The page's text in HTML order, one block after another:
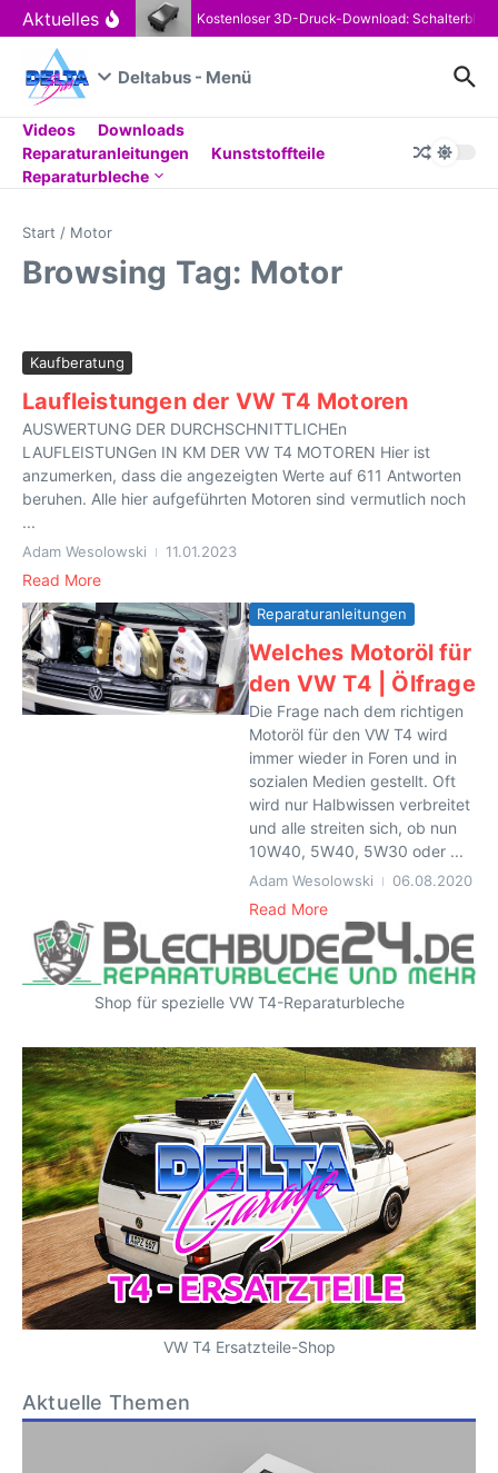
Zum Inhalt springen
Aktuelles Kostenloser 3D-Druck-Download:
Deltabus - Menü
Videos
Downloads
Reparaturanleitungen
Kunststoffteile
Reparaturbleche
Start / Motor
Browsing Tag: Motor
Kaufberatung
Laufleistungen der VW T4 Motoren
AUSWERTUNG DER DURCHSCHNITTLICHEn
LAUFLEISTUNGen IN KM DER VW T4 MOTOREN Hier ist
anzumerken, dass die angezeigten Werte auf 611 Antworten
beruhen. Alle hier aufgeführten Motoren sind vermutlich noch
...
Adam Wesolowski 11.01.2023
Read More
Reparaturanleitungen
Welches Motoröl für
den VW T4 | Ölfrage
Die Frage nach dem richtigen
Motoröl für den VW T4 wird
immer wieder in Foren und in
sozialen Medien gestellt. Oft
wird nur Halbwissen verbreitet
und alle streiten sich, ob nun
10W40, 5W40, 5W30 oder ...
Adam Wesolowski 06.08.2020
Read More
Shop für spezielle VW T4-Reparaturbleche
VW T4 Ersatzteile-Shop
Aktuelle Themen